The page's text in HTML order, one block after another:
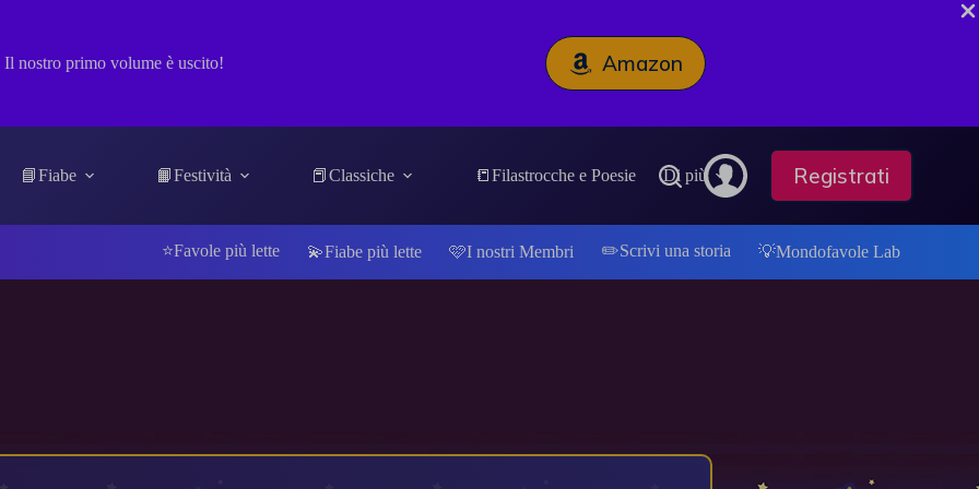
Il nostro primo volume è uscito! Amazon
📘Fiabe 📙Festività 📕Classiche 📒Filastrocche e Poesie Di più Registrati
⭐Favole più lette 💫Fiabe più lette 🩷I nostri Membri ✏️Scrivi una storia 💡Mondofavole Lab